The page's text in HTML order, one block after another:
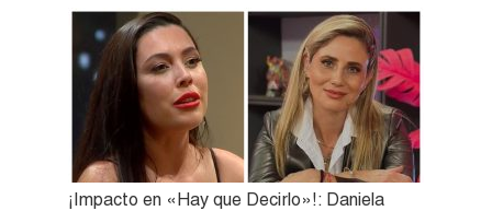
¡Impacto en «Hay que Decirlo»!: Daniela